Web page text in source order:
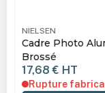
NIELSEN
Cadre Photo
Brossé
17,68 € HT
Rupture